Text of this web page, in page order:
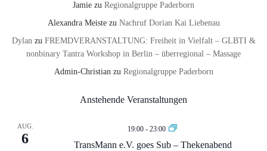
Jamie zu Regionalgruppe Paderborn
Alexandra Meistezu Nachruf Dorian Kai Liebenau
Dylanzu FREMDVERANSTALTUNG: Freiheit in Vielfalt – GLBTI &
nonbinary Tantra Workshop in Berlin – überregional – Massage
Admin-Christianzu Regionalgruppe Paderborn
Anstehende Veranstaltungen
AUG.
6
19:00- 23:00
TransMann e.V. goes Sub – Thekenabend